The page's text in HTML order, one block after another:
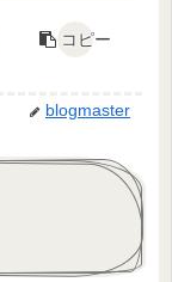
コピー
blogmaster